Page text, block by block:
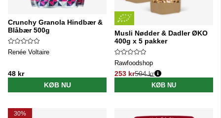
Crunchy Granola Hindbær &
Blåbær 500g
Renée Voltaire
48 kr
KØB NU
Musli Nødder & Dadler ØKO
400g x 5 pakker
Rawfoodshop
253 kr
Normalpris:
504 kr
KØB NU
30%